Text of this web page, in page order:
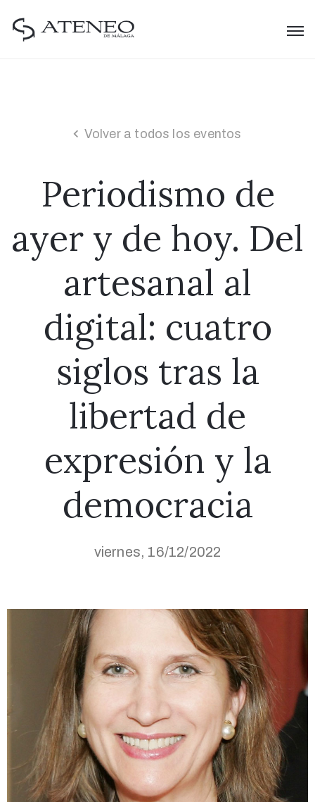
Volver a todos los eventos
Periodismo de
ayer y de hoy. Del
artesanal al
digital: cuatro
siglos tras la
libertad de
expresión y la
democracia
viernes, 16/12/2022